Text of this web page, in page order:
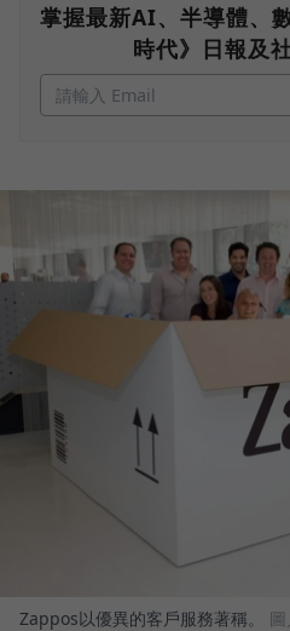
掌握最新AI、半導體、
時代》日報及
Zappos以優異的客戶服務著稱。